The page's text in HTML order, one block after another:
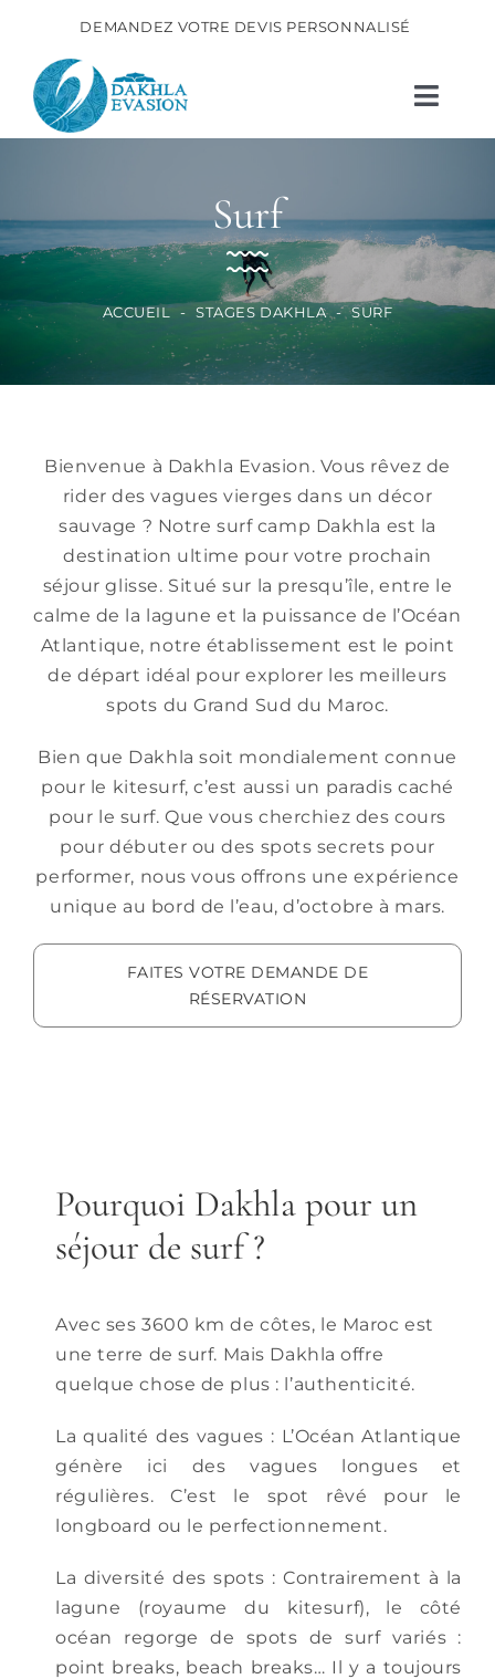
contenu
DEMANDEZ VOTRE DEVIS PERSONNALISÉ
Stages Dakhla
Autres activités
Bien-être
Contact
RÉSERVER
Surf
ACCUEIL - STAGES DAKHLA - SURF
Bienvenue à Dakhla Evasion. Vous rêvez de
rider des vagues vierges dans un décor
sauvage ? Notre surf camp Dakhla est la
destination ultime pour votre prochain
séjour glisse. Situé sur la presqu’île, entre le
calme de la lagune et la puissance de l’Océan
Atlantique, notre établissement est le point
de départ idéal pour explorer les meilleurs
spots du Grand Sud du Maroc.
Bien que Dakhla soit mondialement connue
pour le kitesurf, c’est aussi un paradis caché
pour le surf. Que vous cherchiez des cours
pour débuter ou des spots secrets pour
performer, nous vous offrons une expérience
unique au bord de l’eau, d’octobre à mars.
FAITES VOTRE DEMANDE DE
RÉSERVATION
Pourquoi Dakhla pour un
séjour de surf ?
Avec ses 3600 km de côtes, le Maroc est
une terre de surf. Mais Dakhla offre
quelque chose de plus : l’authenticité.
La qualité des vagues : L’Océan Atlantique
génère ici des vagues longues et
régulières. C’est le spot rêvé pour le
longboard ou le perfectionnement.
La diversité des spots : Contrairement à la
lagune (royaume du kitesurf), le côté
océan regorge de spots de surf variés :
point breaks, beach breaks… Il y a toujours